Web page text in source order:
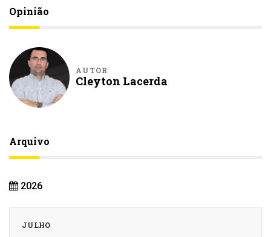
Opinião
AUTOR
Cleyton Lacerda
Arquivo
2026
JULHO